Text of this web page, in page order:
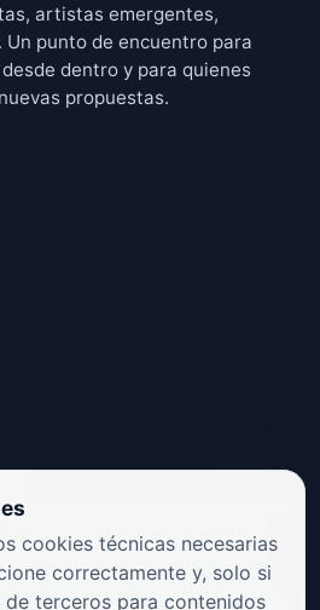
artistas emergentes,
punto de encuentro para
dentro y para quienes
propuestas.
cookies técnicas necesarias
correctamente y, solo si
terceros para contenidos